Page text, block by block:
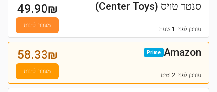
סנטר טויס (Center Toys)
עודכן לפני: 1 שעה
49.90₪
מעבר לחנות
Amazon
Prime
עודכן לפני: 2 ימים
58.33₪
מעבר לחנות